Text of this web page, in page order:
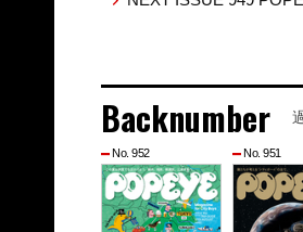
Backnumber
No. 952 No. 951